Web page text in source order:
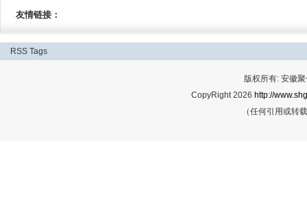
友情链接：
RSS Tags
版权所有: 安徽
CopyRight 2026 http://
（任何引用或转